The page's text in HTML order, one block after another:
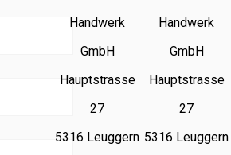
Handwerk
GmbH
Hauptstrasse
27
5316 Leuggern
Handwerk
GmbH
Hauptstrasse
27
5316 Leuggern